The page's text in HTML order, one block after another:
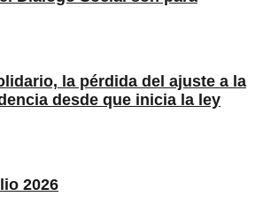
la pérdida del ajuste a la
desde que inicia la ley
2026